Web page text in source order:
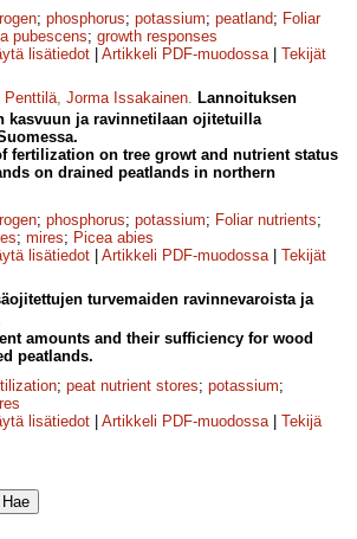
; phosphorus; potassium; peatland; Foliar
pubescens; growth responses
lisätiedot Artikkeli PDF-muodossa| Tekijät
Penttilä, Jorma Issakainen. Lannoituksen
kasvuun ja ravinnetilaan ojitetuilla
fertilization on tree growt and nutrient status
on drained peatlands in northern
; phosphorus; potassium; Foliar nutrients;
; mires; Picea abies
lisätiedot Artikkeli PDF-muodossa| Tekijät
turvemaiden ravinnevaroista ja
amounts and their sufficiency for wood
peatlands.
; peat nutrient stores; potassium;
lisätiedot Artikkeli PDF-muodossa| Tekijä